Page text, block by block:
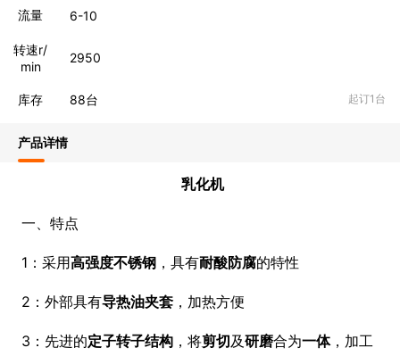
流量 6-10
转速r/
min
2950
库存 88台 起订1台
产品详情
乳化机
一、特点
1：采用高强度不锈钢 ，具有耐酸防腐的特性
2：外部具有导热油夹套 ，加热方便
3：先进的定子转子结构 ，将剪切及研磨合为一体，加工